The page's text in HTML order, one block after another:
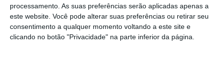
processamento. As suas preferências serão aplicadas apenas a
este website. Você pode alterar suas preferências ou retirar seu
consentimento a qualquer momento voltando a este site e
clicando no botão "Privacidade" na parte inferior da página.
4 de 11
O valor do depósito e reembolsovai estar explícito
na fatura logo abaixo do preçode cada um dos